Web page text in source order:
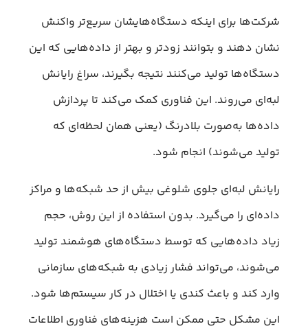
شرکت‌ها برای اینکه دستگاه‌هایشان سریع‌تر واکنش
نشان دهند و بتوانند زودتر و بهتر از داده‌هایی که این
دستگاه‌ها تولید می‌کنند نتیجه بگیرند، سراغ رایانش
لبه‌ای می‌روند. این فناوری کمک می‌کند تا پردازش
داده‌ها به‌صورت بلادرنگ (یعنی همان لحظه‌ای که
تولید می‌شوند) انجام شود.
رایانش لبه‌ای جلوی شلوغی بیش از حد شبکه‌ها و مراکز
داده‌ای را می‌گیرد. بدون استفاده از این روش، حجم
زیاد داده‌هایی که توسط دستگاه‌های هوشمند تولید
می‌شوند، می‌تواند فشار زیادی به شبکه‌های سازمانی
وارد کند و باعث کندی یا اختلال در کار سیستم‌ها شود.
این مشکل حتی ممکن است هزینه‌های فناوری اطلاعات